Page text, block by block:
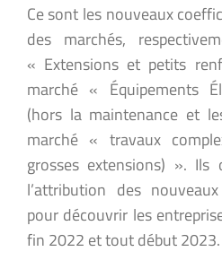
Ce sont les nouveaux
des marchés,
« Extensions et petits
marché « Équipements
(hors la maintenance et
marché « travaux
grosses extensions) ».
l’attribution des
pour découvrir les
fin 2022 et tout début 2023.